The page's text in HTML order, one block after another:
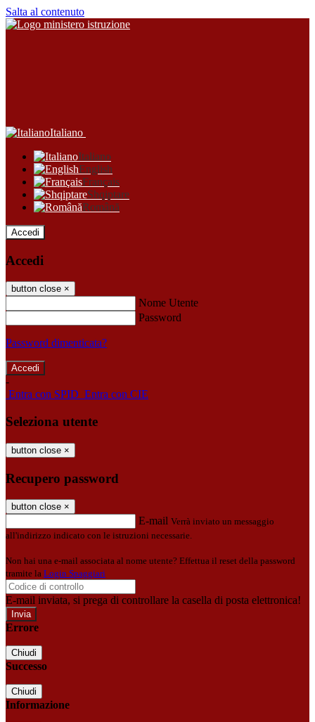
Salta al contenuto
Italiano
Italiano
English
Français
Shqiptare
Română
Accedi
Accedi
button close ×
Nome Utente
Password
Password dimenticata?
-
Entra con SPID Entra con CIE
Seleziona utente
button close ×
Recupero password
button close ×
E-mail Verrà inviato un messaggio
all'indirizzo indicato con le istruzioni necessarie.
Non hai una e-mail associata al nome utente? Effettua il reset della password
tramite la Login Spaggiari
E-mail inviata, si prega di controllare la casella di posta elettronica!
Errore
Chiudi
Successo
Chiudi
Informazione